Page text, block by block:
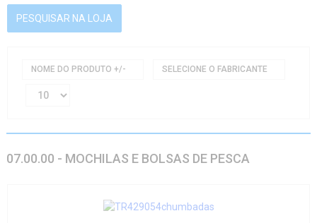
NOME DO PRODUTO +/- SELECIONE O FABRICANTE
07.00.00 - MOCHILAS E BOLSAS DE PESCA